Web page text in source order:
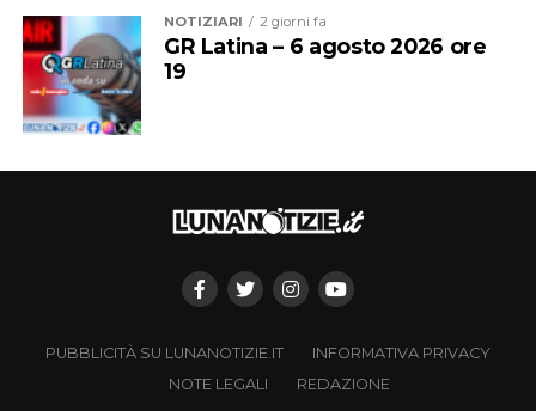
NOTIZIARI 2 giorni fa
GR Latina – 6 agosto 2026 ore
19
PUBBLICITÀ SU LUNANOTIZIE.IT
INFORMATIVA PRIVACY
NOTE LEGALI
REDAZIONE